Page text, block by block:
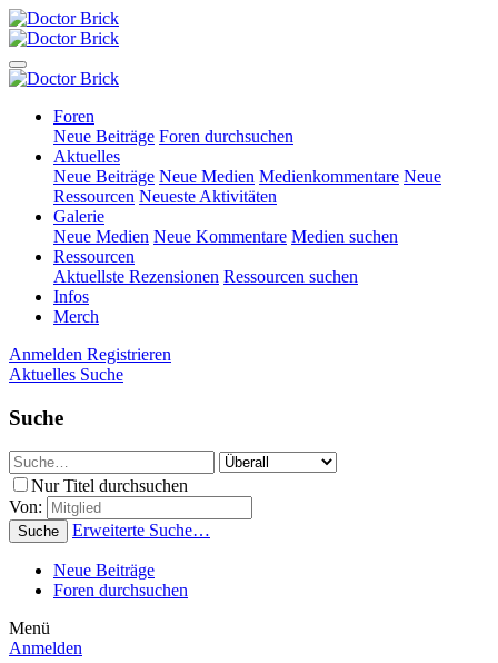
Foren
Neue Beiträge Foren durchsuchen
Aktuelles
Neue Beiträge Neue Medien Medienkommentare Neue
Ressourcen Neueste Aktivitäten
Galerie
Neue Medien Neue Kommentare Medien suchen
Ressourcen
Aktuellste Rezensionen Ressourcen suchen
Infos
Merch
Anmelden Registrieren
Aktuelles Suche
Suche
Nur Titel durchsuchen
Von:
Suche Erweiterte Suche…
Neue Beiträge
Foren durchsuchen
Menü
Anmelden